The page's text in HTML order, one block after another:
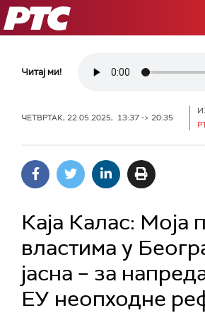
РТС
Читај ми!
ЧЕТВРТАК, 22.05.2025, 13:37 -> 20:35
Каја Калас: Моја
властима у
јасна – за
ЕУ неопходне